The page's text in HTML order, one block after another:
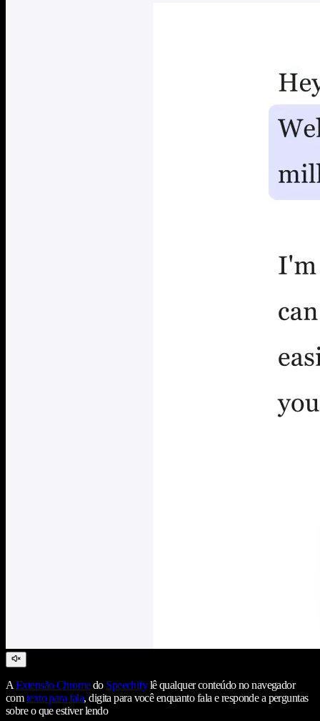
A Extensão Chromedo Speechifylê qualquer conteúdo no navegador
comtexto para fala, digita para você enquanto fala e responde a perguntas
sobre o que estiver lendo